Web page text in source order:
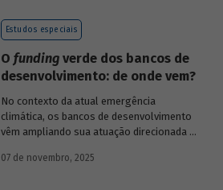
momentos de crise, como as de 2008 e
da Covid-19, e no combate à emergência
entanto, são necessárias sólidas fontes
de recursos.
Estudos especiais
O fundingverde dos bancos de
desenvolvimento: de onde vem?
No contexto da atual emergência
climática, os bancos de desenvolvimento
vêm ampliando sua atuação direcionada à
e, consequentemente, buscado novas
07 de novembro, 2025